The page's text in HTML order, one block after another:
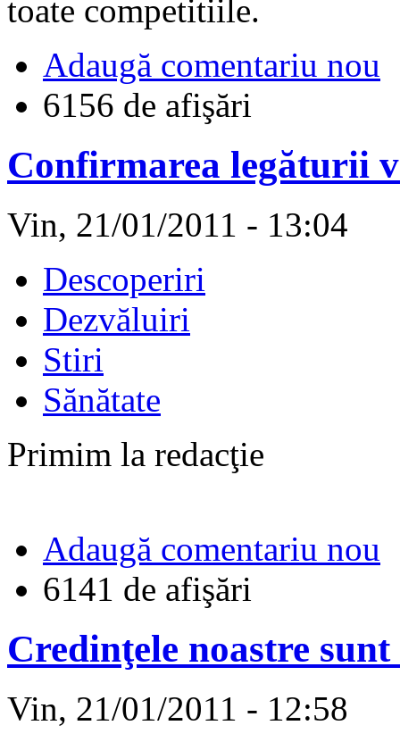
toate competitiile.
Adaugă comentariu nou
6156 de afişări
Confirmarea legăturii
Vin, 21/01/2011 - 13:04
Descoperiri
Dezvăluiri
Stiri
Sănătate
Primim la redacţie
Adaugă comentariu nou
6141 de afişări
Credinţele noastre
Vin, 21/01/2011 - 12:58